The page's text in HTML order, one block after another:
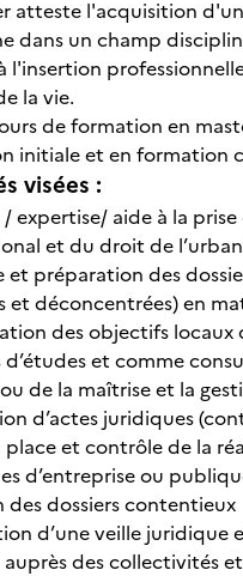
atteste l'acquisition
dans un champ
l'insertion
la vie.
de formation en
initiale et en formation
visées :
/ expertise/ aide à la
et du droit de
et préparation des
et déconcentrées) en
des objectifs
et comme
de la maîtrise et la
d’actes juridiques
place et contrôle de la
d’entreprise ou
des dossiers contentieux
d’une veille juridique
auprès des collectivités